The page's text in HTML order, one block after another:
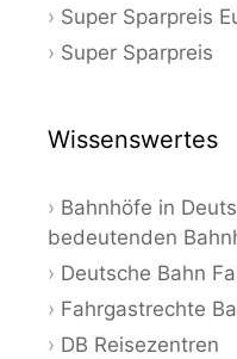
Super Sparpreis
Super Sparpreis
Wissenswertes
Bahnhöfe in
bedeutenden
Deutsche Bahn
Fahrgastrechte
DB Reisezentren